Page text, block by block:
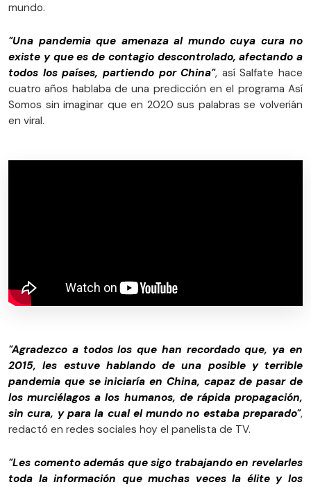
mundo.
"Una pandemia que amenaza al mundo cuya cura no
existe y que es de contagio descontrolado, afectando a
todos los países, partiendo por China", así Salfate hace
cuatro años hablaba de una predicción en el programa Así
Somos sin imaginar que en 2020 sus palabras se volverián
en viral.
"Agradezco a todos los que han recordado que, ya en
2015, les estuve hablando de una posible y terrible
pandemia que se iniciaría en China, capaz de pasar de
los murciélagos a los humanos, de rápida propagación,
sin cura, y para la cual el mundo no estaba preparado",
redactó en redes sociales hoy el panelista de TV.
"Les comento además que sigo trabajando en revelarles
toda la información que muchas veces la élite y los